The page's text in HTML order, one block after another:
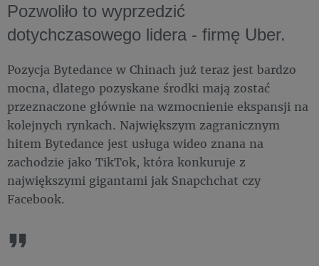
Pozwoliło to wyprzedzić
dotychczasowego lidera - firmę Uber.
Pozycja Bytedance w Chinach już teraz jest bardzo
mocna, dlatego pozyskane środki mają zostać
przeznaczone głównie na wzmocnienie ekspansji na
kolejnych rynkach. Największym zagranicznym
hitem Bytedance jest usługa wideo znana na
zachodzie jako TikTok, która konkuruje z
największymi gigantami jak Snapchchat czy
Facebook.